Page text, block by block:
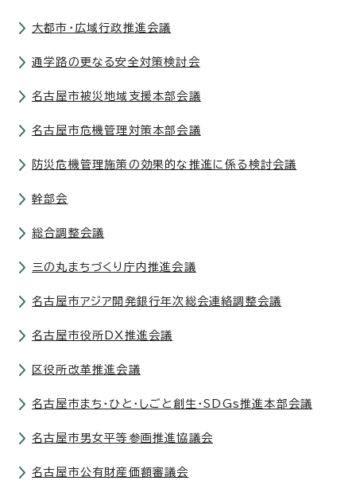
大都市・広域行政推進会議
通学路の更なる安全対策検討会
名古屋市被災地域支援本部会議
名古屋市危機管理対策本部会議
防災危機管理施策の効果的な推進に係る検討会議
幹部会
総合調整会議
三の丸まちづくり庁内推進会議
名古屋市アジア開発銀行年次総会連絡調整会議
名古屋市役所DX推進会議
区役所改革推進会議
名古屋市まち・ひと・しごと創生・SDGs推進本部会議
名古屋市男女平等参画推進協議会
名古屋市公有財産価額審議会